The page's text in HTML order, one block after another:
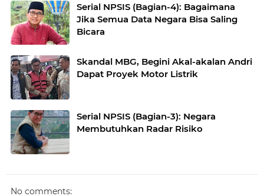
Serial NPSIS (Bagian-4): Bagaimana
Jika Semua Data Negara Bisa Saling
Bicara
Skandal MBG, Begini Akal-akalan Andri
Dapat Proyek Motor Listrik
Serial NPSIS (Bagian-3): Negara
Membutuhkan Radar Risiko
No comments: